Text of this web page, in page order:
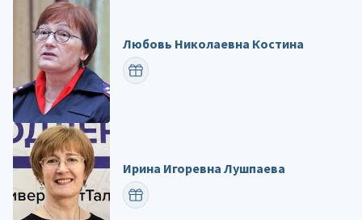
Любовь Николаевна Костина
ПОЗДРАВИТЬ
Ирина Игоревна Лушпаева
ПОЗДРАВИТЬ